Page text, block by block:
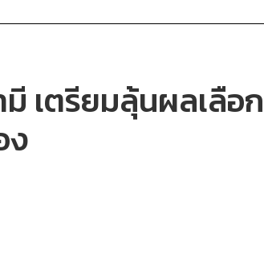
เตรียมลุ้นผลเลือ
ง